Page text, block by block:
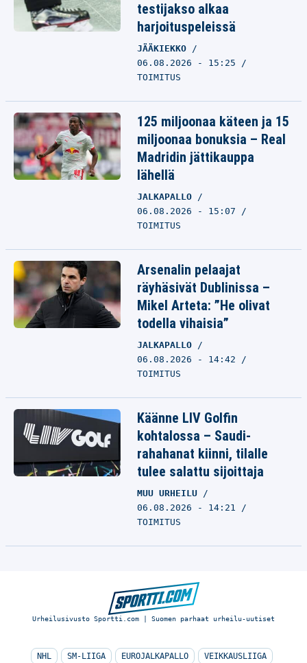
testijakso alkaa
harjoituspeleissä
JÄÄKIEKKO
06.08.2026 - 15:25
TOIMITUS
125 miljoonaa käteen ja 15
miljoonaa bonuksia – Real
Madridin jättikauppa
lähellä
JALKAPALLO
06.08.2026 - 15:07
TOIMITUS
Arsenalin pelaajat
räyhäsivät Dublinissa –
Mikel Arteta: ”He olivat
todella vihaisia”
JALKAPALLO
06.08.2026 - 14:42
TOIMITUS
Käänne LIV Golfin
kohtalossa – Saudi-
rahahanat kiinni, tilalle
tulee salattu sijoittaja
MUU URHEILU
06.08.2026 - 14:21
TOIMITUS
Urheilusivusto Sportti.com | Suomen parhaat urheilu-uutiset
NHL SM-LIIGA EUROJALKAPALLO VEIKKAUSLIIGA